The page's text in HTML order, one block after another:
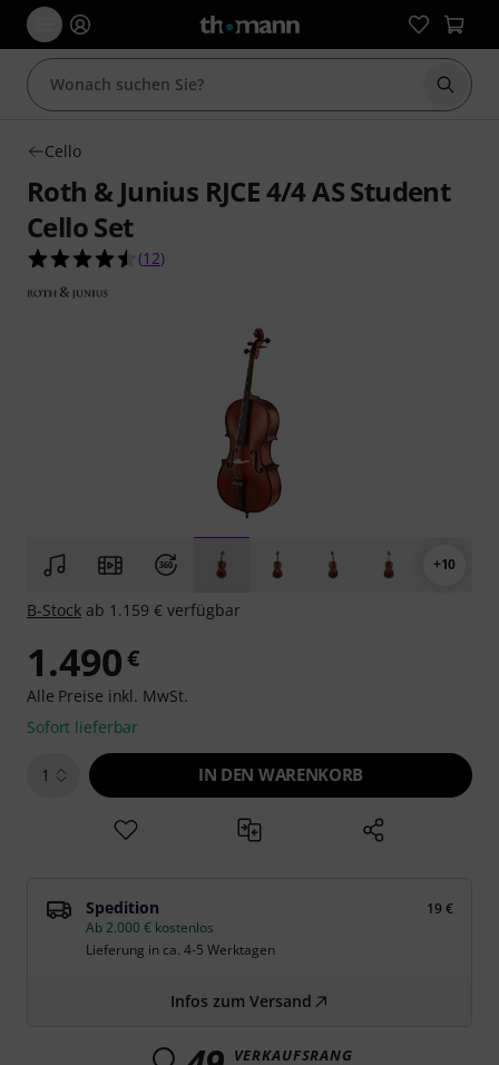
Suche
Cello
Roth & Junius RJCE 4/4 AS Student
Cello Set
4.5 von 5 Sternen aus 12 Kundenbewertungen
(12)
+10
B-Stock ab 1.159 € verfügbar
1.490€
Alle Preise inkl. MwSt.
Sofort lieferbar
1 IN DEN WARENKORB
Spedition
19 €
Ab 2.000 € kostenlos
Lieferung in ca. 4-5 Werktagen
Infos zum Versand
VERKAUFSRANG